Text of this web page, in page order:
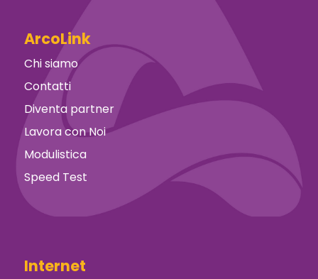
ArcoLink
Chi siamo
Contatti
Diventa partner
Lavora con Noi
Modulistica
Speed Test
Internet